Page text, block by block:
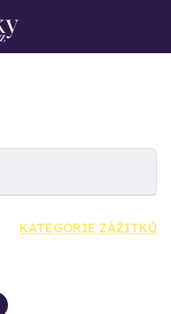
KATEGORIE ZÁŽITKŮ